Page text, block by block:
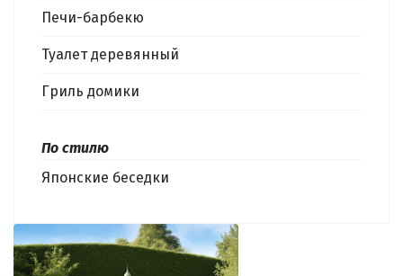
Печи-барбекю
Туалет деревянный
Гриль домики
По стилю
Японские беседки